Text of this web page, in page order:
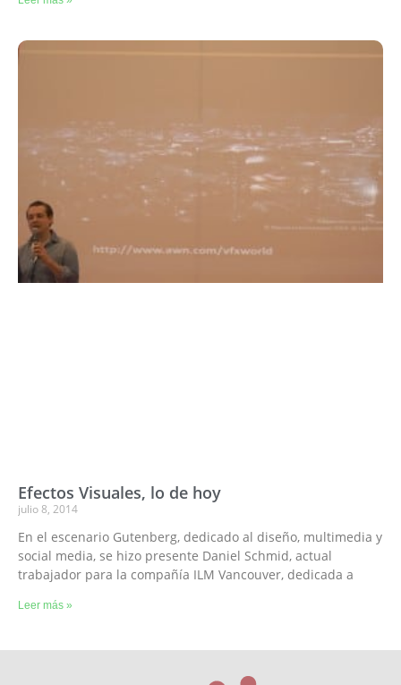
Efectos Visuales, lo de hoy
julio 8, 2014
En el escenario Gutenberg, dedicado al diseño, multimedia y
social media, se hizo presente Daniel Schmid, actual
trabajador para la compañía ILM Vancouver, dedicada a
Leer más »